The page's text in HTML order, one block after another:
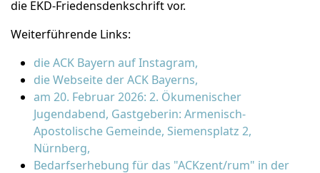
Weiterführende Links:
die ACK Bayern auf Instagram,
die Webseite der ACK Bayerns,
am 20. Februar 2026: 2. Ökumenischer
Jugendabend, Gastgeberin: Armenisch-
Apostolische Gemeinde, Siemensplatz 2,
Nürnberg,
Bedarfserhebung für das "ACKzent/rum" in der